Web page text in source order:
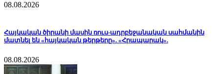
08.08.2026
Հայկական ծիրանի մասին ռուս-ադրբեջանական սահմանին
մատնել են «հայկական թերթերը». «Հրապարակ».
08.08.2026